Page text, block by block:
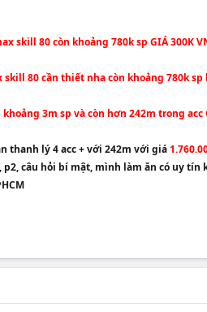
skill 80 còn khoảng 780k sp GIÁ 300K
80 cần thiết nha còn khoảng 780k sp
3m sp và còn hơn 242m trong acc
thanh lý 4 acc + với 242m với giá
câu hỏi bí mật, mình làm ăn có uy tín